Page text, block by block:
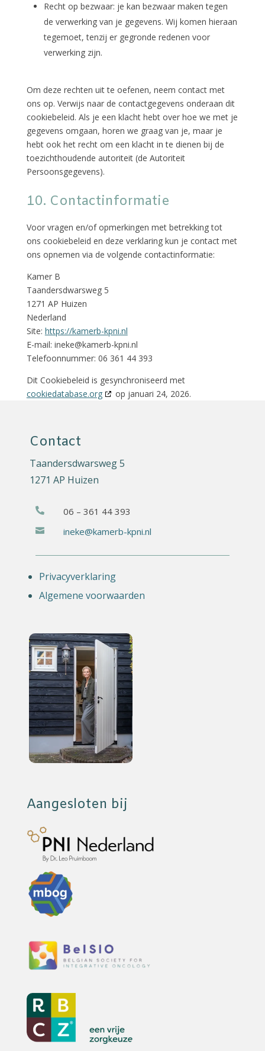
Recht op bezwaar: je kan bezwaar maken tegen
de verwerking van je gegevens. Wij komen hieraan
tegemoet, tenzij er gegronde redenen voor
verwerking zijn.
Om deze rechten uit te oefenen, neem contact met
ons op. Verwijs naar de contactgegevens onderaan dit
cookiebeleid. Als je een klacht hebt over hoe we met je
gegevens omgaan, horen we graag van je, maar je
hebt ook het recht om een klacht in te dienen bij de
toezichthoudende autoriteit (de Autoriteit
Persoonsgegevens).
10. Contactinformatie
Voor vragen en/of opmerkingen met betrekking tot
ons cookiebeleid en deze verklaring kun je contact met
ons opnemen via de volgende contactinformatie:
Kamer B
Taandersdwarsweg 5
1271 AP Huizen
Nederland
Site: https://kamerb-kpni.nl
E-mail: ineke@kamerb-kpni.nl
Telefoonnummer: 06 361 44 393
Dit Cookiebeleid is gesynchroniseerd met
cookiedatabase.org
op januari 24, 2026.
Contact
Taandersdwarsweg 5
1271 AP Huizen
 06 – 361 44 393
 ineke@kamerb-kpni.nl
Privacyverklaring
Algemene voorwaarden
Aangesloten bij